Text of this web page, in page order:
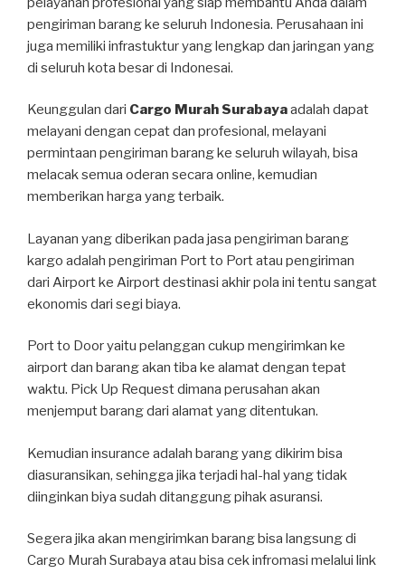
pengiriman barang ke seluruh Indonesia. Perusahaan ini
juga memiliki infrastuktur yang lengkap dan jaringan yang
di seluruh kota besar di Indonesai.
Keunggulan dari Cargo Murah Surabayaadalah dapat
melayani dengan cepat dan profesional, melayani
permintaan pengiriman barang ke seluruh wilayah, bisa
melacak semua oderan secara online, kemudian
memberikan harga yang terbaik.
Layanan yang diberikan pada jasa pengiriman barang
kargo adalah pengiriman Port to Port atau pengiriman
dari Airport ke Airport destinasi akhir pola ini tentu sangat
ekonomis dari segi biaya.
Port to Door yaitu pelanggan cukup mengirimkan ke
airport dan barang akan tiba ke alamat dengan tepat
waktu. Pick Up Request dimana perusahan akan
menjemput barang dari alamat yang ditentukan.
Kemudian insurance adalah barang yang dikirim bisa
diasuransikan, sehingga jika terjadi hal-hal yang tidak
diinginkan biya sudah ditanggung pihak asuransi.
Segera jika akan mengirimkan barang bisa langsung di
Cargo Murah Surabaya atau bisa cek infromasi melalui link